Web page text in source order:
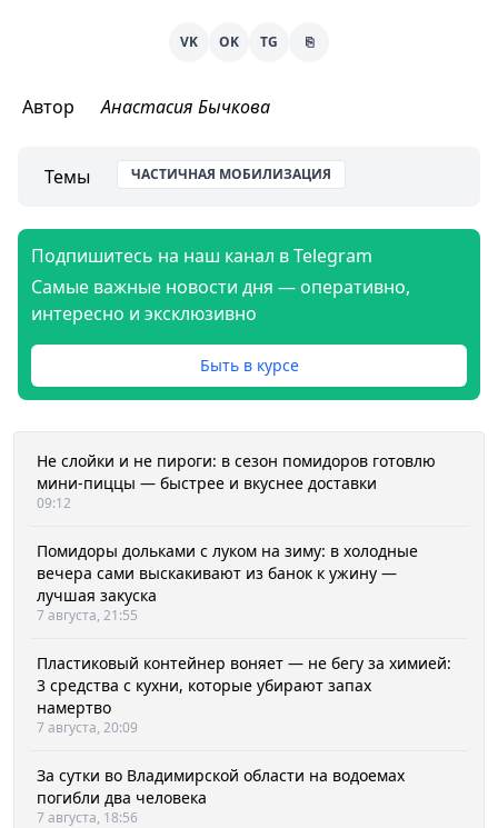
VK OK TG ⎘
Автор Анастасия Бычкова
Темы ЧАСТИЧНАЯ МОБИЛИЗАЦИЯ
Подпишитесь на наш канал в Telegram
Самые важные новости дня — оперативно,
интересно и эксклюзивно
Быть в курсе
Не слойки и не пироги: в сезон помидоров готовлю
мини-пиццы — быстрее и вкуснее доставки
09:12
Помидоры дольками с луком на зиму: в холодные
вечера сами выскакивают из банок к ужину —
лучшая закуска
7 августа, 21:55
Пластиковый контейнер воняет — не бегу за химией:
3 средства с кухни, которые убирают запах
намертво
7 августа, 20:09
За сутки во Владимирской области на водоемах
погибли два человека
7 августа, 18:56